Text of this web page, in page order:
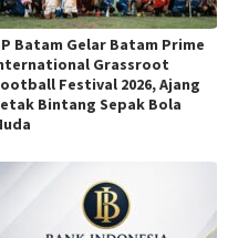
Batam Gelar Batam Prime
Grassroot
Festival 2026, Ajang
Bintang Sepak Bola